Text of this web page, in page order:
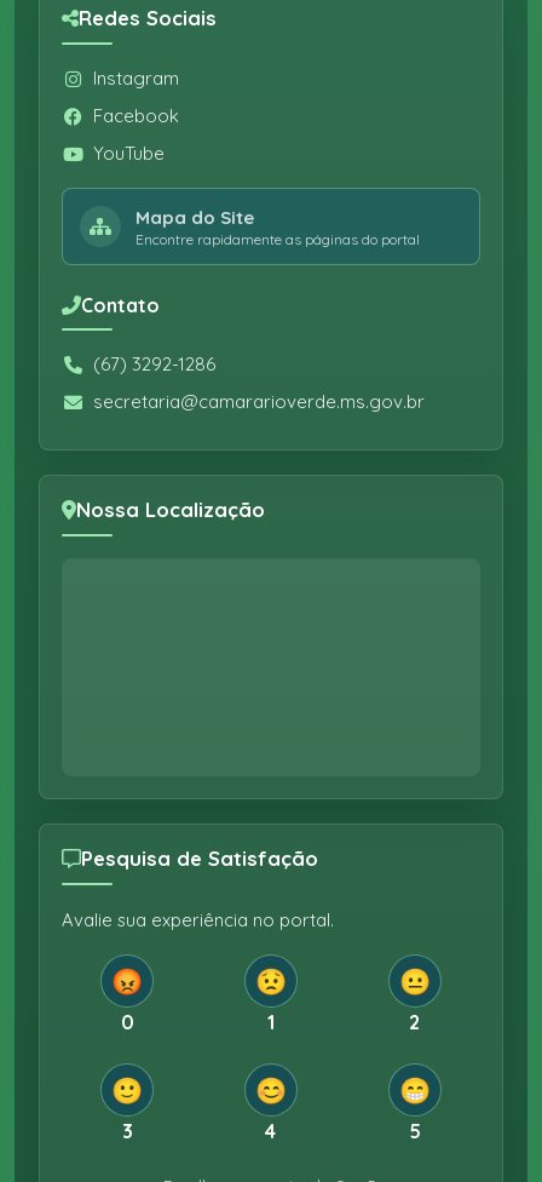
Redes Sociais
Instagram
Facebook
YouTube
Mapa do Site
Encontre rapidamente as páginas do portal
Contato
(67) 3292-1286
secretaria@camararioverde.ms.gov.br
Nossa Localização
Pesquisa de Satisfação
Avalie sua experiência no portal.
😡
0
😟
1
😐
2
🙂
3
😊
4
😁
5